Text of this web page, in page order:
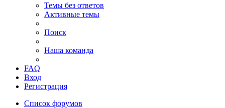
Темы без ответов
Активные темы
Поиск
Наша команда
FAQ
Вход
Регистрация
Список форумов